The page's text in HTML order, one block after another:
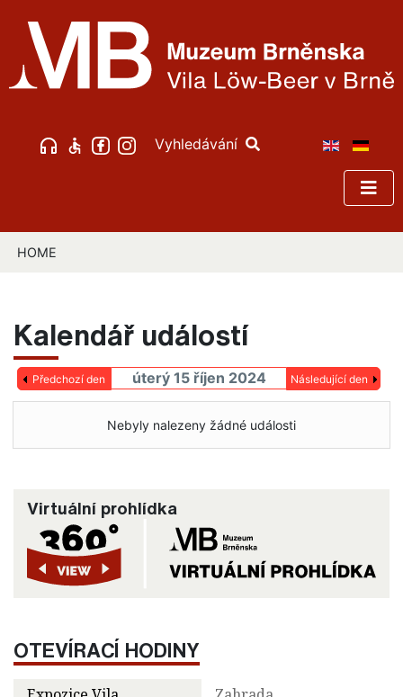
Vyhledávání
HOME
Kalendář událostí
Předchozí den úterý 15 říjen 2024 Následující den
Nebyly nalezeny žádné události
Virtuální prohlídka
OTEVÍRACÍ HODINY